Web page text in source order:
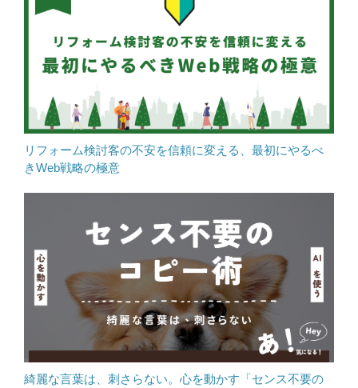
リフォーム検討客の不安を信頼に変える、最初にやるべ
きWeb戦略の極意
綺麗な言葉は、刺さらない。心を動かす「センス不要の